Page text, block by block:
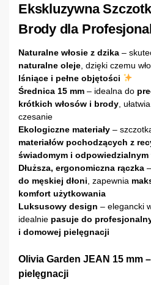
Ekskluzywna
Brody dla
Naturalne włosie z dzika –
naturalne oleje , dzięki czemu
lśniące i pełne objętości
Średnica 15 mm – idealna do
krótkich włosów i brody ,
czesanie
Ekologiczne materiały –
materiałów pochodzących z
świadomym i odpowiedzialnym
Dłuższa, ergonomiczna rączka
do męskiej dłoni , zapewnia
komfort użytkowania
Luksusowy design – elegancki
idealnie pasuje do
i domowej pielęgnacji
Olivia Garden JEAN 15 mm
pielęgnacji